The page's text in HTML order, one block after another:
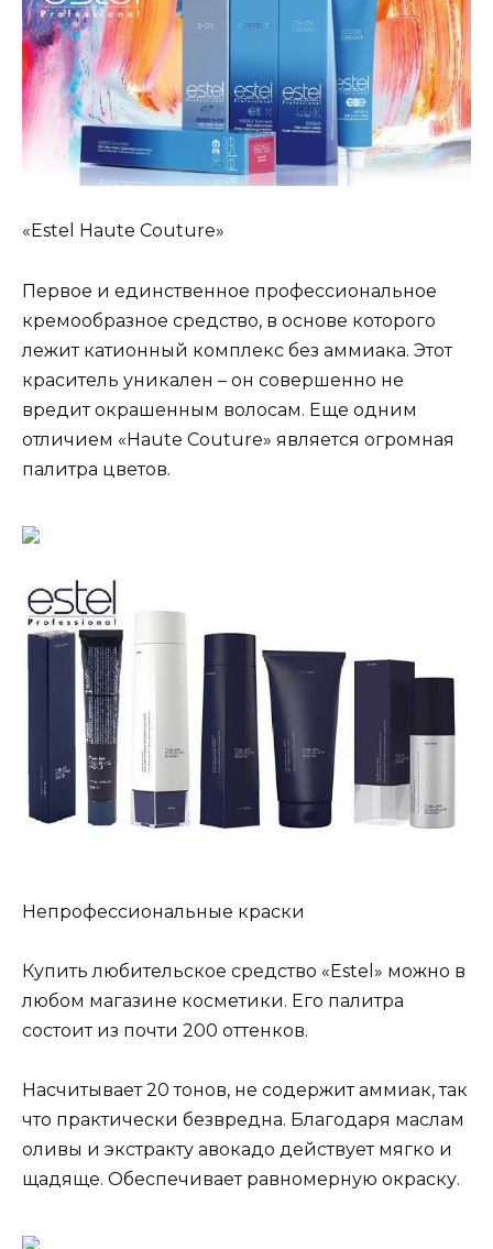
«Estel Haute Couture»
Первое и единственное профессиональное
кремообразное средство, в основе которого
лежит катионный комплекс без аммиака. Этот
краситель уникален – он совершенно не
вредит окрашенным волосам. Еще одним
отличием «Haute Couture» является огромная
палитра цветов.
Непрофессиональные краски
Купить любительское средство «Estel» можно в
любом магазине косметики. Его палитра
состоит из почти 200 оттенков.
Насчитывает 20 тонов, не содержит аммиак, так
что практически безвредна. Благодаря маслам
оливы и экстракту авокадо действует мягко и
щадяще. Обеспечивает равномерную окраску.